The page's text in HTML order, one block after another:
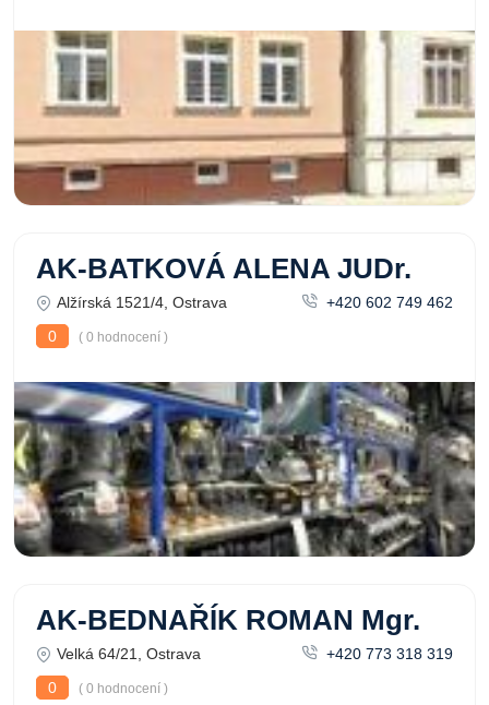
AK-BATKOVÁ ALENA JUDr.
Alžírská 1521/4, Ostrava
+420 602 749 462
0
( 0 hodnocení )
AK-BEDNAŘÍK ROMAN Mgr.
Velká 64/21, Ostrava
+420 773 318 319
0
( 0 hodnocení )